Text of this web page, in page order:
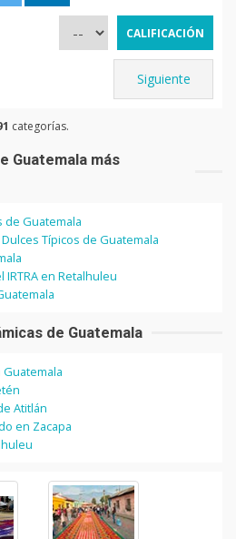
Siguiente
categorías.
Guatemala más
de Guatemala
Típicos de Guatemala
IRTRA en Retalhuleu
de Guatemala
Guatemala
Atitlán
en Zacapa